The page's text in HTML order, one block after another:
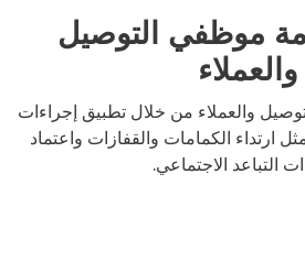
موظفي التوصيل
والعملاء
والعملاء من خلال تطبيق إجراءات
ارتداء الكمامات والقفازات واعتماد
التباعد الاجتماعي.